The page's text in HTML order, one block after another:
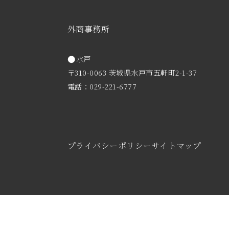
外商事務所
水戸
〒310-0063 茨城県水戸市五軒町2-1-37
電話：029-221-6777
プライバシーポリシーサイトマップ